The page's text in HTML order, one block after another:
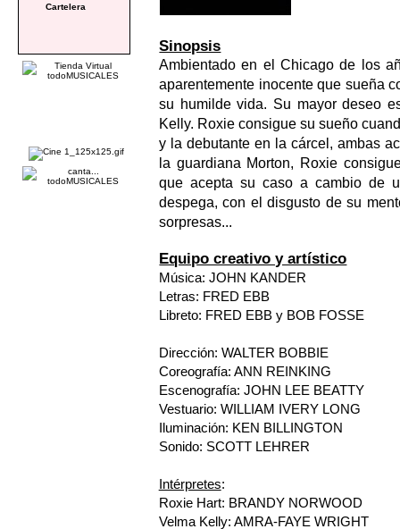
Sinopsis
Ambientado en el Chicago de los
aparentemente inocente que sueña
su humilde vida. Su mayor deseo
Kelly. Roxie consigue su sueño
y la debutante en la cárcel, ambas
la guardiana Morton, Roxie
que acepta su caso a cambio de
despega, con el disgusto de su
sorpresas...
Equipo creativo y artístico
Música: JOHN KANDER
Letras: FRED EBB
Libreto: FRED EBB y BOB FOSSE
Dirección: WALTER BOBBIE
Coreografía: ANN REINKING
Escenografía: JOHN LEE BEATTY
Vestuario: WILLIAM IVERY LONG
Iluminación: KEN BILLINGTON
Sonido: SCOTT LEHRER
Intérpretes:
Roxie Hart: BRANDY NORWOOD
Velma Kelly: AMRA-FAYE WRIGHT
Cartelera